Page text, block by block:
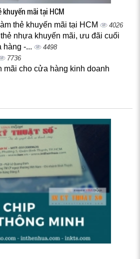
mãi tại HCM
thẻ khuyến mãi tại HCM 4026
thẻ nhựa khuyến mãi, ưu đãi cuối
hàng -...
4498
7736
mãi cho cửa hàng kinh doanh